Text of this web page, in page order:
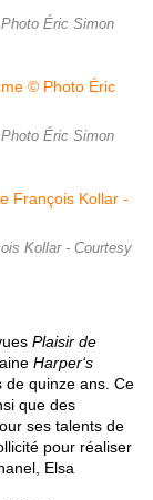
Éric Simon
Éric Simon
Kollar - Courtesy
Plaisir de
Harper‘s
de quinze ans. Ce
que des
ses talents de
pour réaliser
Elsa